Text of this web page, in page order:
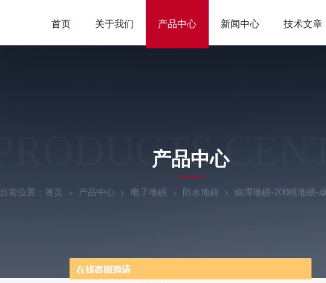
首页 关于我们 产品中心 新闻中心 技术文章
PRODUCTS
产品中心
当前位置： 首页 产品中心 电子地磅 防水地磅 临潭地磅-200吨地磅-